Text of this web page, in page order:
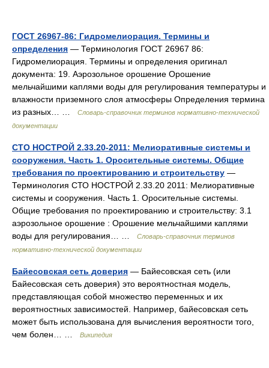
ГОСТ 26967-86: Гидромелиорация. Термины и
определения — Терминология ГОСТ 26967 86:
Гидромелиорация. Термины и определения оригинал
документа: 19. Аэрозольное орошение Орошение
мельчайшими каплями воды для регулирования температуры и
влажности приземного слоя атмосферы Определения термина
из разных… …
Словарь-справочник терминов нормативно-технической
документации
СТО НОСТРОЙ 2.33.20-2011: Мелиоративные системы и
сооружения. Часть 1. Оросительные системы. Общие
требования по проектированию и строительству —
Терминология СТО НОСТРОЙ 2.33.20 2011: Мелиоративные
системы и сооружения. Часть 1. Оросительные системы.
Общие требования по проектированию и строительству: 3.1
аэрозольное орошение : Орошение мельчайшими каплями
воды для регулирования… …
Словарь-справочник терминов
нормативно-технической документации
Байесовская сеть доверия — Байесовская сеть (или
Байесовская сеть доверия) это вероятностная модель,
представляющая собой множество переменных и их
вероятностных зависимостей. Например, байесовская сеть
может быть использована для вычисления вероятности того,
чем болен… …
Википедия